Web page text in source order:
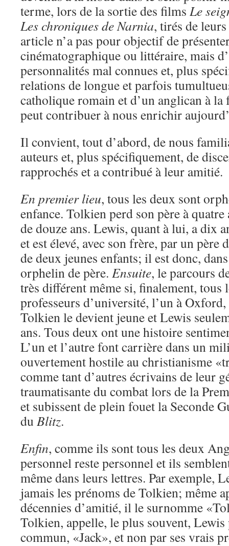
terme, lors de la sortie des films Le
Les chroniques de Narnia, tirés de
article n’a pas pour objectif de
cinématographique ou littéraire, mais
personnalités mal connues et, plus
relations de longue et parfois
catholique romain et d’un anglican à
peut contribuer à nous enrichir
Il convient, tout d’abord, de nous
auteurs et, plus spécifiquement, de
rapprochés et a contribué à leur amitié.
En premier lieu, tous les deux sont
enfance. Tolkien perd son père à quatre
de douze ans. Lewis, quant à lui, a dix
et est élevé, avec son frère, par un père
de deux jeunes enfants; il est donc,
orphelin de père. Ensuite, le parcours
très différent même si, finalement, tous
professeurs d’université, l’un à
Tolkien le devient jeune et Lewis
ans. Tous deux ont une histoire
L’un et l’autre font carrière dans un
ouvertement hostile au christianisme
comme tant d’autres écrivains de leur
traumatisante du combat lors de la
et subissent de plein fouet la Seconde
du Blitz.
Enfin, comme ils sont tous les deux
personnel reste personnel et ils
même dans leurs lettres. Par exemple,
jamais les prénoms de Tolkien; même
décennies d’amitié, il le surnomme
Tolkien, appelle, le plus souvent,
commun, «Jack», et non par ses vrais